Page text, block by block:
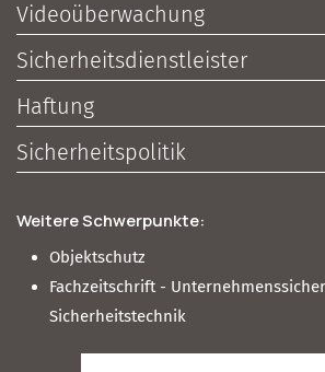
Videoüberwachung
Sicherheitsdienstleister
Haftung
Sicherheitspolitik
Weitere Schwerpunkte:
Objektschutz
Fachzeitschrift -
Sicherheitstechnik